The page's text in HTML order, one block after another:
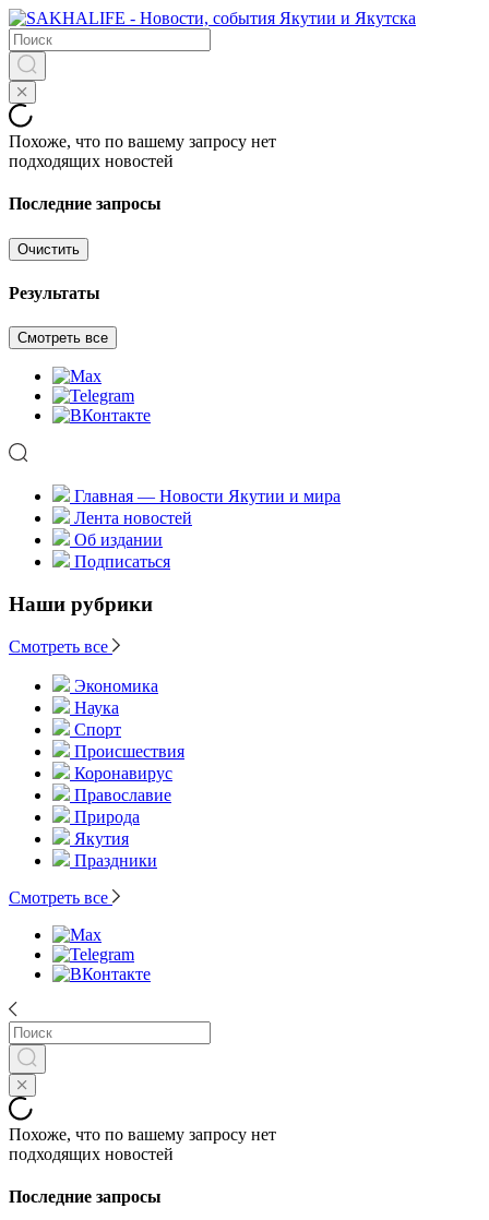
Похоже, что по вашему запросу нет
подходящих новостей
Последние запросы
Очистить
Результаты
Смотреть все
Главная — Новости Якутии и мира
Лента новостей
Об издании
Подписаться
Наши рубрики
Смотреть все
Экономика
Наука
Спорт
Происшествия
Коронавирус
Православие
Природа
Якутия
Праздники
Смотреть все
Похоже, что по вашему запросу нет
подходящих новостей
Последние запросы